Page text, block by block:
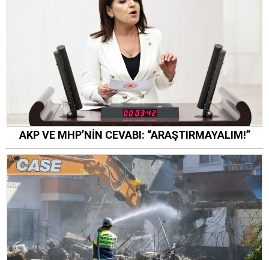
AKP VE MHP’NİN CEVABI: “ARAŞTIRMAYALIM!”